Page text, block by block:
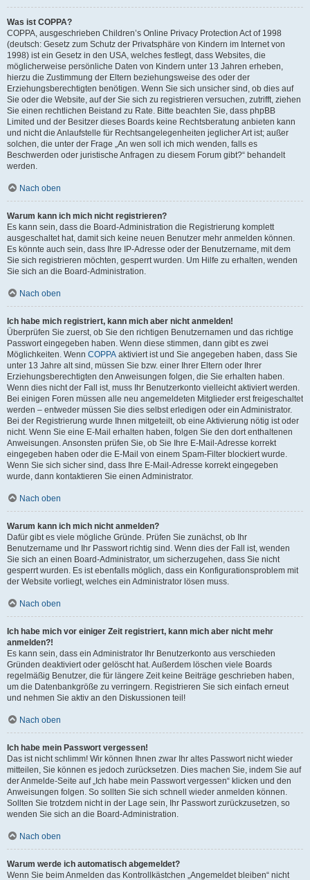
Was ist COPPA?
COPPA, ausgeschrieben Children’s Online Privacy Protection Act of 1998
(deutsch: Gesetz zum Schutz der Privatsphäre von Kindern im Internet von
1998) ist ein Gesetz in den USA, welches festlegt, dass Websites, die
möglicherweise persönliche Daten von Kindern unter 13 Jahren erheben,
hierzu die Zustimmung der Eltern beziehungsweise des oder der
Erziehungsberechtigten benötigen. Wenn Sie sich unsicher sind, ob dies auf
Sie oder die Website, auf der Sie sich zu registrieren versuchen, zutrifft, ziehen
Sie einen rechtlichen Beistand zu Rate. Bitte beachten Sie, dass phpBB
Limited und der Besitzer dieses Boards keine Rechtsberatung anbieten kann
und nicht die Anlaufstelle für Rechtsangelegenheiten jeglicher Art ist; außer
solchen, die unter der Frage „An wen soll ich mich wenden, falls es
Beschwerden oder juristische Anfragen zu diesem Forum gibt?“ behandelt
werden.
Nach oben
Warum kann ich mich nicht registrieren?
Es kann sein, dass die Board-Administration die Registrierung komplett
ausgeschaltet hat, damit sich keine neuen Benutzer mehr anmelden können.
Es könnte auch sein, dass Ihre IP-Adresse oder der Benutzername, mit dem
Sie sich registrieren möchten, gesperrt wurden. Um Hilfe zu erhalten, wenden
Sie sich an die Board-Administration.
Nach oben
Ich habe mich registriert, kann mich aber nicht anmelden!
Überprüfen Sie zuerst, ob Sie den richtigen Benutzernamen und das richtige
Passwort eingegeben haben. Wenn diese stimmen, dann gibt es zwei
Möglichkeiten. Wenn COPPA aktiviert ist und Sie angegeben haben, dass Sie
unter 13 Jahre alt sind, müssen Sie bzw. einer Ihrer Eltern oder Ihrer
Erziehungsberechtigten den Anweisungen folgen, die Sie erhalten haben.
Wenn dies nicht der Fall ist, muss Ihr Benutzerkonto vielleicht aktiviert werden.
Bei einigen Foren müssen alle neu angemeldeten Mitglieder erst freigeschaltet
werden – entweder müssen Sie dies selbst erledigen oder ein Administrator.
Bei der Registrierung wurde Ihnen mitgeteilt, ob eine Aktivierung nötig ist oder
nicht. Wenn Sie eine E-Mail erhalten haben, folgen Sie den dort enthaltenen
Anweisungen. Ansonsten prüfen Sie, ob Sie Ihre E-Mail-Adresse korrekt
eingegeben haben oder die E-Mail von einem Spam-Filter blockiert wurde.
Wenn Sie sich sicher sind, dass Ihre E-Mail-Adresse korrekt eingegeben
wurde, dann kontaktieren Sie einen Administrator.
Nach oben
Warum kann ich mich nicht anmelden?
Dafür gibt es viele mögliche Gründe. Prüfen Sie zunächst, ob Ihr
Benutzername und Ihr Passwort richtig sind. Wenn dies der Fall ist, wenden
Sie sich an einen Board-Administrator, um sicherzugehen, dass Sie nicht
gesperrt wurden. Es ist ebenfalls möglich, dass ein Konfigurationsproblem mit
der Website vorliegt, welches ein Administrator lösen muss.
Nach oben
Ich habe mich vor einiger Zeit registriert, kann mich aber nicht mehr
anmelden?!
Es kann sein, dass ein Administrator Ihr Benutzerkonto aus verschieden
Gründen deaktiviert oder gelöscht hat. Außerdem löschen viele Boards
regelmäßig Benutzer, die für längere Zeit keine Beiträge geschrieben haben,
um die Datenbankgröße zu verringern. Registrieren Sie sich einfach erneut
und nehmen Sie aktiv an den Diskussionen teil!
Nach oben
Ich habe mein Passwort vergessen!
Das ist nicht schlimm! Wir können Ihnen zwar Ihr altes Passwort nicht wieder
mitteilen, Sie können es jedoch zurücksetzen. Dies machen Sie, indem Sie auf
der Anmelde-Seite auf „Ich habe mein Passwort vergessen“ klicken und den
Anweisungen folgen. So sollten Sie sich schnell wieder anmelden können.
Sollten Sie trotzdem nicht in der Lage sein, Ihr Passwort zurückzusetzen, so
wenden Sie sich an die Board-Administration.
Nach oben
Warum werde ich automatisch abgemeldet?
Wenn Sie beim Anmelden das Kontrollkästchen „Angemeldet bleiben“ nicht